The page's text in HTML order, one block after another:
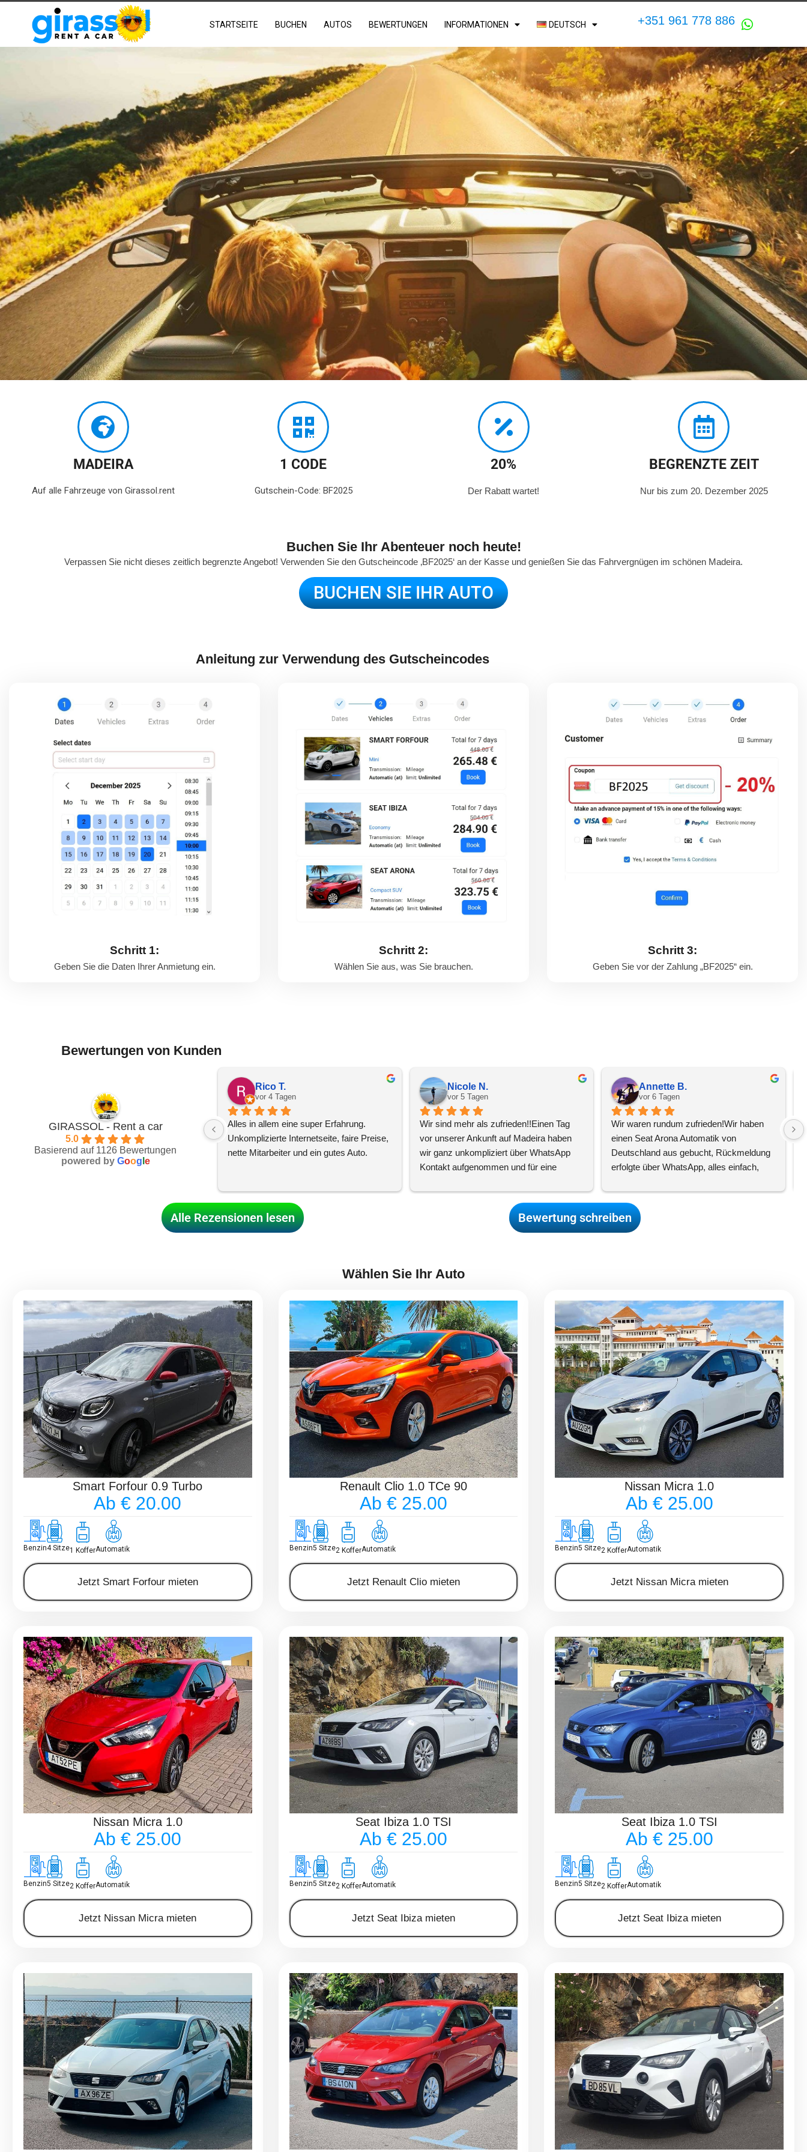
STARTSEITE BUCHEN AUTOS BEWERTUNGEN INFORMATIONEN DEUTSCH +351 961 778 886
Madeira im November
und Dezember:
Meer wärmer, Preise
niedriger!
Nur bis zum 20. Dezember 2025 erhalten Sie 20 %
Rabatt auf Mietwagen!
MADEIRA
Auf alle Fahrzeuge von Girassol.rent
1 CODE
Gutschein-Code: BF2025
20%
Der Rabatt wartet!
BEGRENZTE ZEIT
Nur bis zum 20. Dezember 2025
Buchen Sie Ihr Abenteuer noch heute!
Verpassen Sie nicht dieses zeitlich begrenzte Angebot! Verwenden Sie den Gutscheincode ‚BF2025‘ an der Kasse und genießen Sie das Fahrvergnügen im schönen Madeira.
BUCHEN SIE IHR AUTO
Anleitung zur Verwendung des Gutscheincodes
Schritt 1:
Geben Sie die Daten Ihrer Anmietung ein.
Schritt 2:
Wählen Sie aus, was Sie brauchen.
Schritt 3:
Geben Sie vor der Zahlung „BF2025“ ein.
Bewertungen von Kunden
GIRASSOL - Rent a car
5.0
Basierend auf 1126 Bewertungen
powered by Goog e
vor 4 Tagen
Sehr freundlich.Immer wieder
gerne.Danke Euch für den schönen
Urlaub.
Rico T.
vor 4 Tagen
Alles in allem eine super Erfahrung.
Unkomplizierte Internetseite, faire Preise,
nette Mitarbeiter und ein gutes Auto.
Nicole N.
vor 5 Tagen
Wir sind mehr als zufrieden!!Einen Tag
vor unserer Ankunft auf Madeira haben
wir ganz unkompliziert über WhatsApp
Kontakt aufgenommen und für eine
Leider war kein Auto für eine komplette
Woche verfügbar, aber das Team hat
alles möglich gemacht und aus
Annette B.
vor 6 Tagen
Wir waren rundum zufrieden!Wir haben
einen Seat Arona Automatik von
Deutschland aus gebucht, Rückmeldung
erfolgte über WhatsApp, alles einfach,
Rocamar lag fußläufig von der
Autovermietung
entfernt.Parkplatzsituation ist etwas
Alle Rezensionen lesen Bewertung schreiben
Wählen Sie Ihr Auto
Smart Forfour 0.9 Turbo
Ab € 20.00
Benzin4 Sitze1 KofferAutomatik
Jetzt Smart Forfour mieten
Renault Clio 1.0 TCe 90
Ab € 25.00
Benzin5 Sitze2 KofferAutomatik
Jetzt Renault Clio mieten
Nissan Micra 1.0
Ab € 25.00
Benzin5 Sitze2 KofferAutomatik
Jetzt Nissan Micra mieten
Nissan Micra 1.0
Ab € 25.00
Benzin5 Sitze2 KofferAutomatik
Jetzt Nissan Micra mieten
Seat Ibiza 1.0 TSI
Ab € 25.00
Benzin5 Sitze2 KofferAutomatik
Jetzt Seat Ibiza mieten
Seat Ibiza 1.0 TSI
Ab € 25.00
Benzin5 Sitze2 KofferAutomatik
Jetzt Seat Ibiza mieten